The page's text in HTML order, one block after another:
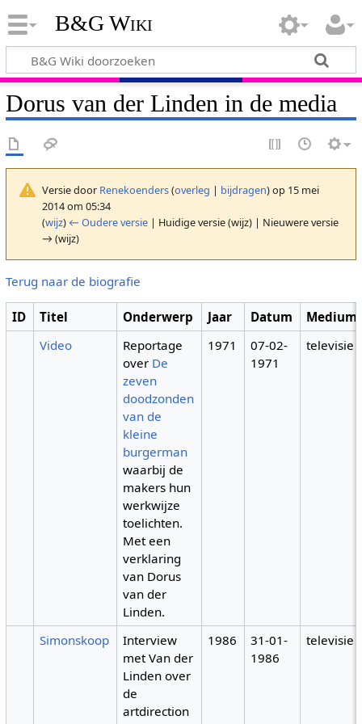
B&G Wiki
Dorus van der Linden in de media
Versie door Renekoenders(overleg | bijdragen)op 15 mei
2014 om 05:34
(wijz) ← Oudere versie| Huidige versie (wijz) | Nieuwere versie
→ (wijz)
Terug naar de biografie
ID Titel Onderwerp Jaar Datum
Medium
Video
Reportage
over De
zeven
doodzonden
van de
kleine
burgerman
waarbij de
makers hun
werkwijze
toelichten.
Met een
verklaring
van Dorus
van der
Linden.
1971
07-02-
1971
televisie
Simonskoop
Interview
met Van der
Linden over
de
artdirection
1986
31-01-
1986
televisie